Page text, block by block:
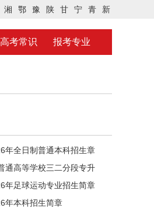
湘 鄂 豫 陕 甘 宁 青 新
高考常识 报考专业
年全日制普通本科招生章
通高等学校三二分段专升
年足球运动专业招生简章
年本科招生简章